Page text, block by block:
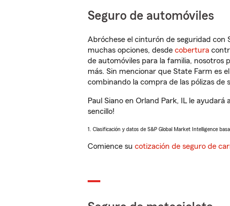
Seguro de automóviles
Abróchese el cinturón de seguridad con
muchas opciones, desde cobertura
de automóviles para la familia, nosotros
más. Sin mencionar que State Farm es
combinando la compra de las pólizas de
Paul Siano en Orland Park, IL le
sencillo!
1. Clasificación y datos de S&P Global Market Intelligence
Comience su cotización de seguro de